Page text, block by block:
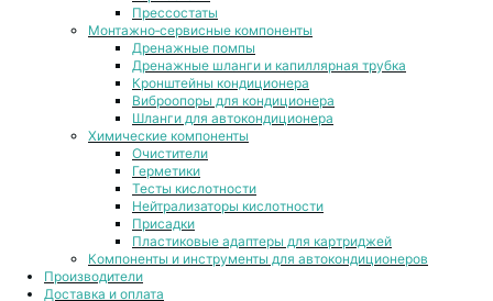
Прессостаты
Монтажно‑сервисные компоненты
Дренажные помпы
Дренажные шланги и капиллярная трубка
Кронштейны кондиционера
Виброопоры для кондиционера
Шланги для автокондиционера
Химические компоненты
Очистители
Герметики
Тесты кислотности
Нейтрализаторы кислотности
Присадки
Пластиковые адаптеры для картриджей
Компоненты и инструменты для автокондиционеров
Производители
Доставка и оплата